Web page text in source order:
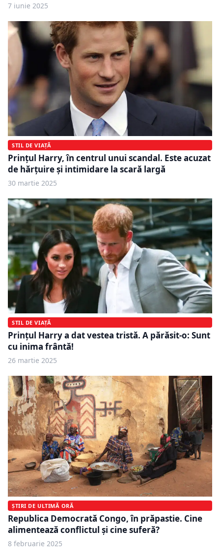
7 iunie 2025
STIL DE VIAȚĂ
Prințul Harry, în centrul unui scandal. Este acuzat
de hărțuire și intimidare la scară largă
30 martie 2025
STIL DE VIAȚĂ
Prințul Harry a dat vestea tristă. A părăsit-o: Sunt
cu inima frântă!
26 martie 2025
ȘTIRI DE ULTIMĂ ORĂ
Republica Democrată Congo, în prăpastie. Cine
alimentează conflictul și cine suferă?
8 februarie 2025